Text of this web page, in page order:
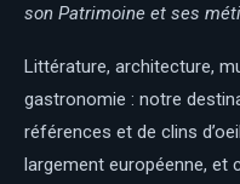
son Patrimoine et ses
Littérature, architecture,
gastronomie : notre
références et de clins
largement européenne, et